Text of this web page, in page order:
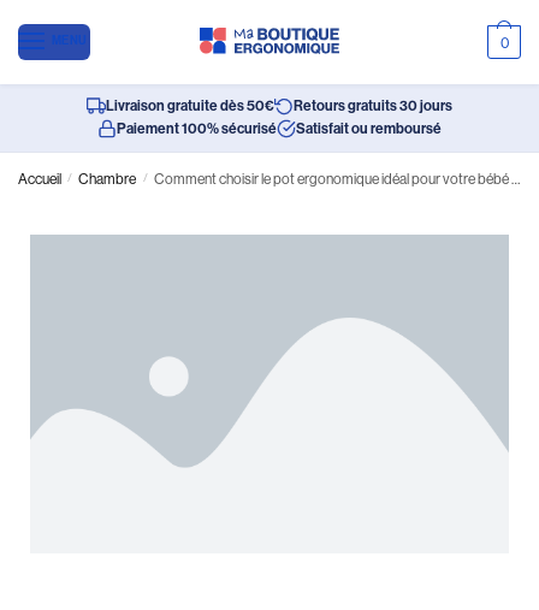
MENU 0
Livraison gratuite dès 50€
Retours gratuits 30 jours
Paiement 100% sécurisé
Satisfait ou remboursé
Accueil / Chambre / Comment choisir le pot ergonomique idéal pour votre bébé à l’approche de la rentrée ?